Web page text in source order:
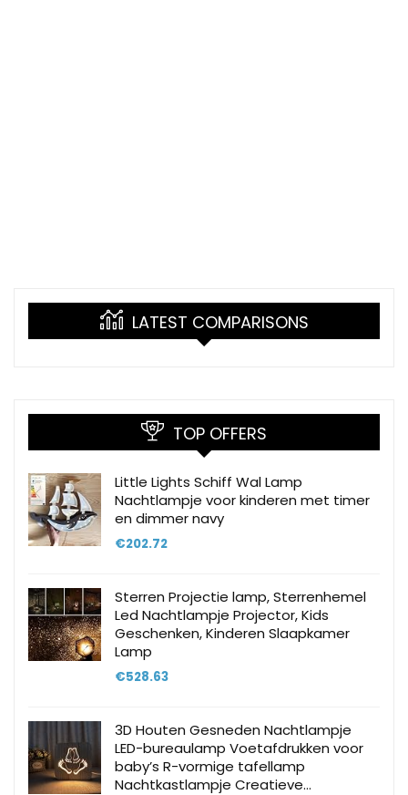
LATEST COMPARISONS
TOP OFFERS
Little Lights Schiff Wal Lamp
Nachtlampje voor kinderen met timer
en dimmer navy
€202.72
Sterren Projectie lamp, Sterrenhemel
Led Nachtlampje Projector, Kids
Geschenken, Kinderen Slaapkamer
Lamp
€528.63
3D Houten Gesneden Nachtlampje
LED-bureaulamp Voetafdrukken voor
baby’s R-vormige tafellamp
Nachtkastlampje Creatieve…